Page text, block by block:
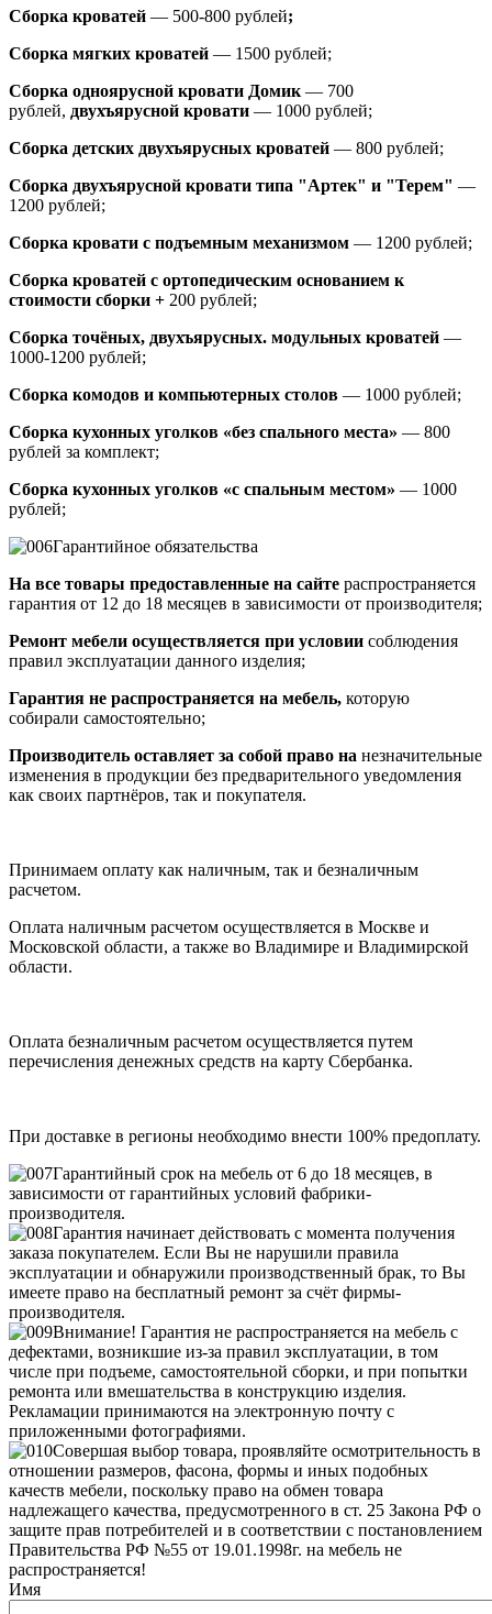
Сборка кроватей — 500-800 рублей;
Сборка мягких кроватей — 1500 рублей;
Сборка одноярусной кровати Домик — 700
рублей, двухъярусной кровати — 1000 рублей;
Сборка детских двухъярусных кроватей — 800 рублей;
Сборка двухъярусной кровати типа "Артек" и "Терем" —
1200 рублей;
Сборка кровати с подъемным механизмом — 1200 рублей;
Сборка кроватей с ортопедическим основанием к
стоимости сборки + 200 рублей;
Сборка точёных, двухъярусных. модульных кроватей —
1000-1200 рублей;
Сборка комодов и компьютерных столов — 1000 рублей;
Сборка кухонных уголков «без спального места» — 800
рублей за комплект;
Сборка кухонных уголков «с спальным местом» — 1000
рублей;
Гарантийное обязательства
На все товары предоставленные на сайте распространяется
гарантия от 12 до 18 месяцев в зависимости от производителя;
Ремонт мебели осуществляется при условии соблюдения
правил эксплуатации данного изделия;
Гарантия не распространяется на мебель, которую
собирали самостоятельно;
Производитель оставляет за собой право на незначительные
изменения в продукции без предварительного уведомления
как своих партнёров, так и покупателя.
Принимаем оплату как наличным, так и безналичным
расчетом.
Оплата наличным расчетом осуществляется в Москве и
Московской области, а также во Владимире и Владимирской
области.
Оплата безналичным расчетом осуществляется путем
перечисления денежных средств на карту Сбербанка.
При доставке в регионы необходимо внести 100% предоплату.
Гарантийный срок на мебель от 6 до 18 месяцев, в
зависимости от гарантийных условий фабрики-
производителя.
Гарантия начинает действовать с момента получения
заказа покупателем. Если Вы не нарушили правила
эксплуатации и обнаружили производственный брак, то Вы
имеете право на бесплатный ремонт за счёт фирмы-
производителя.
Внимание! Гарантия не распространяется на мебель с
дефектами, возникшие из-за правил эксплуатации, в том
числе при подъеме, самостоятельной сборки, и при попытки
ремонта или вмешательства в конструкцию изделия.
Рекламации принимаются на электронную почту с
приложенными фотографиями.
Совершая выбор товара, проявляйте осмотрительность в
отношении размеров, фасона, формы и иных подобных
качеств мебели, поскольку право на обмен товара
надлежащего качества, предусмотренного в ст. 25 Закона РФ о
защите прав потребителей и в соответствии с постановлением
Правительства РФ №55 от 19.01.1998г. на мебель не
распространяется!
Имя